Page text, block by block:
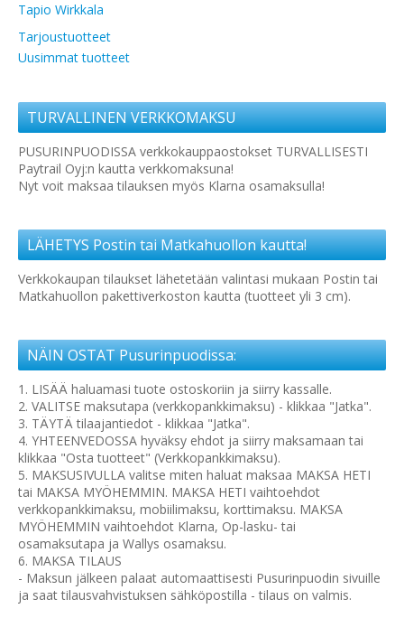
Tapio Wirkkala
Tarjoustuotteet
Uusimmat tuotteet
TURVALLINEN VERKKOMAKSU
PUSURINPUODISSA verkkokauppaostokset TURVALLISESTI
Paytrail Oyj:n kautta verkkomaksuna!
Nyt voit maksaa tilauksen myös Klarna osamaksulla!
LÄHETYS Postin tai Matkahuollon kautta!
Verkkokaupan tilaukset lähetetään valintasi mukaan Postin tai
Matkahuollon pakettiverkoston kautta (tuotteet yli 3 cm).
NÄIN OSTAT Pusurinpuodissa:
1. LISÄÄ haluamasi tuote ostoskoriin ja siirry kassalle.
2. VALITSE maksutapa (verkkopankkimaksu) - klikkaa "Jatka".
3. TÄYTÄ tilaajantiedot - klikkaa "Jatka".
4. YHTEENVEDOSSA hyväksy ehdot ja siirry maksamaan tai
klikkaa "Osta tuotteet" (Verkkopankkimaksu).
5. MAKSUSIVULLA valitse miten haluat maksaa MAKSA HETI
tai MAKSA MYÖHEMMIN. MAKSA HETI vaihtoehdot
verkkopankkimaksu, mobiilimaksu, korttimaksu. MAKSA
MYÖHEMMIN vaihtoehdot Klarna, Op-lasku- tai
osamaksutapa ja Wallys osamaksu.
6. MAKSA TILAUS
- Maksun jälkeen palaat automaattisesti Pusurinpuodin sivuille
ja saat tilausvahvistuksen sähköpostilla - tilaus on valmis.